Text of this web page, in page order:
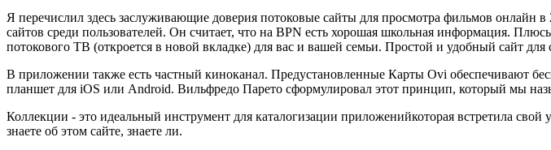
Я перечислил здесь заслуживающие доверия потоковые сайты для просмотра фильмов онлайн
сайтов среди пользователей. Он считает, что на BPN есть хорошая школьная информация.
потокового ТВ (откроется в новой вкладке) для вас и вашей семьи. Простой и удобный сайт
В приложении также есть частный киноканал. Предустановленные Карты Ovi обеспечивают
планшет для iOS или Android. Вильфредо Парето сформулировал этот принцип, который мы
Коллекции - это идеальный инструмент для каталогизации приложенийкоторая встретила
знаете об этом сайте, знаете ли.